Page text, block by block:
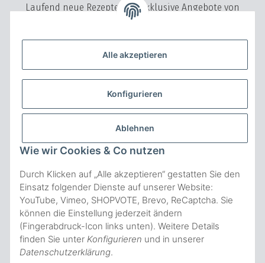
Alle akzeptieren
Konfigurieren
Ablehnen
Wie wir Cookies & Co nutzen
Durch Klicken auf „Alle akzeptieren“ gestatten Sie den
Einsatz folgender Dienste auf unserer Website:
YouTube, Vimeo, SHOPVOTE, Brevo, ReCaptcha. Sie
können die Einstellung jederzeit ändern
(Fingerabdruck-Icon links unten). Weitere Details
finden Sie unter Konfigurieren und in unserer
Datenschutzerklärung.
Laufend neue Rezepte und exklusive Angebote von
VeryVita
regelmäßig und jederzeit widerruflich Informationen zu Ihrem
Produktsortiment per E-Mail zu.
NICHTS VERPASSEN Abonnieren
ZAHLUNGSARTEN
* Alle Preise inkl. gesetzl. Mehrwertsteuer, zzgl.
Versandkosten
, wenn nicht anderes beschrieben.
© Copyright VeryVita 2020